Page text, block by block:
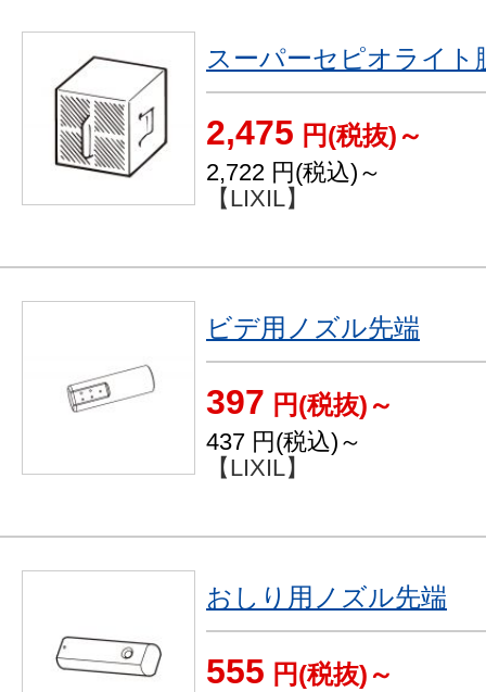
スーパーセピオライ
2,475 円(税抜)～
2,722 円(税込)～
【LIXIL】
ビデ用ノズル先端
397 円(税抜)～
437 円(税込)～
【LIXIL】
おしり用ノズル先端
555 円(税抜)～